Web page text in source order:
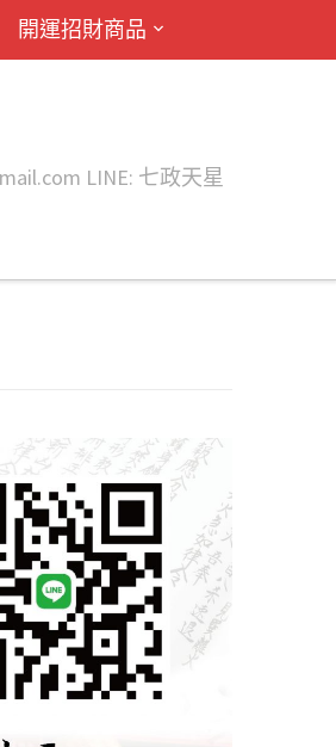
開運招財商品
LINE: 七政天星